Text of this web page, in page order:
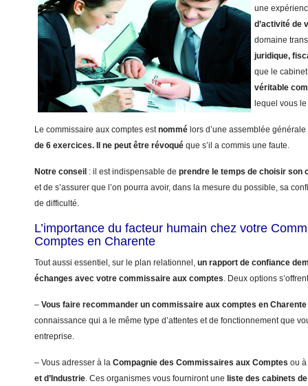
une
d’activité de
domaine
juridique,
que le
véritable
lequel vous
Le commissaire aux comptes estnommé lors d’une assemblée
de 6 exercices.
Il ne peut être révoqué que s’il a commis une faute.
Notre conseil : il est indispensable de prendre le temps de choisir son
et de s’assurer que l’on pourra avoir, dans la mesure du possible, sa
de difficulté.
L’importance du facteur humain chez votre
Comptes en Charente
Tout aussi essentiel, sur le plan relationnel, un rapport de confiance
échanges avec votre commissaire aux comptes. Deux options
– Vous faire recommander un commissaire aux comptes en Charente
connaissance qui a le même type d’attentes et de fonctionnement que
entreprise.
– Vous adresser à la Compagnie des Commissaires aux Comptes ou
et d’Industrie. Ces organismes vous fourniront une liste des cabinets